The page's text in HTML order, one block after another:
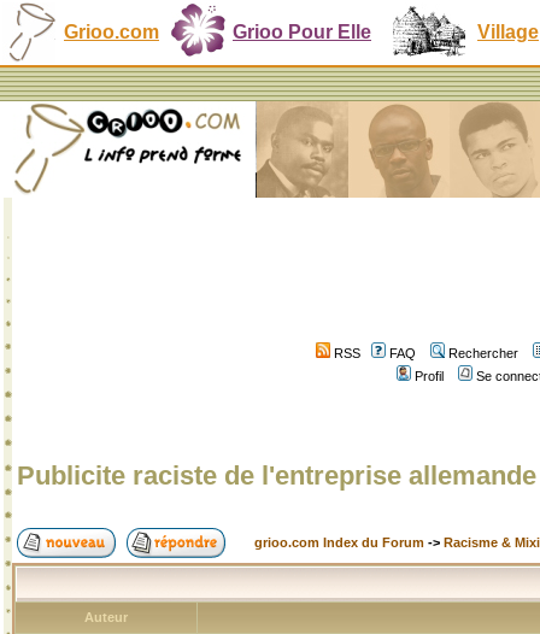
Grioo.com Grioo Pour Elle Village
RSS FAQ
Rechercher
Profil
Se
Publicite raciste de l'entreprise
grioo.com Index du Forum -> Racisme &
Auteur